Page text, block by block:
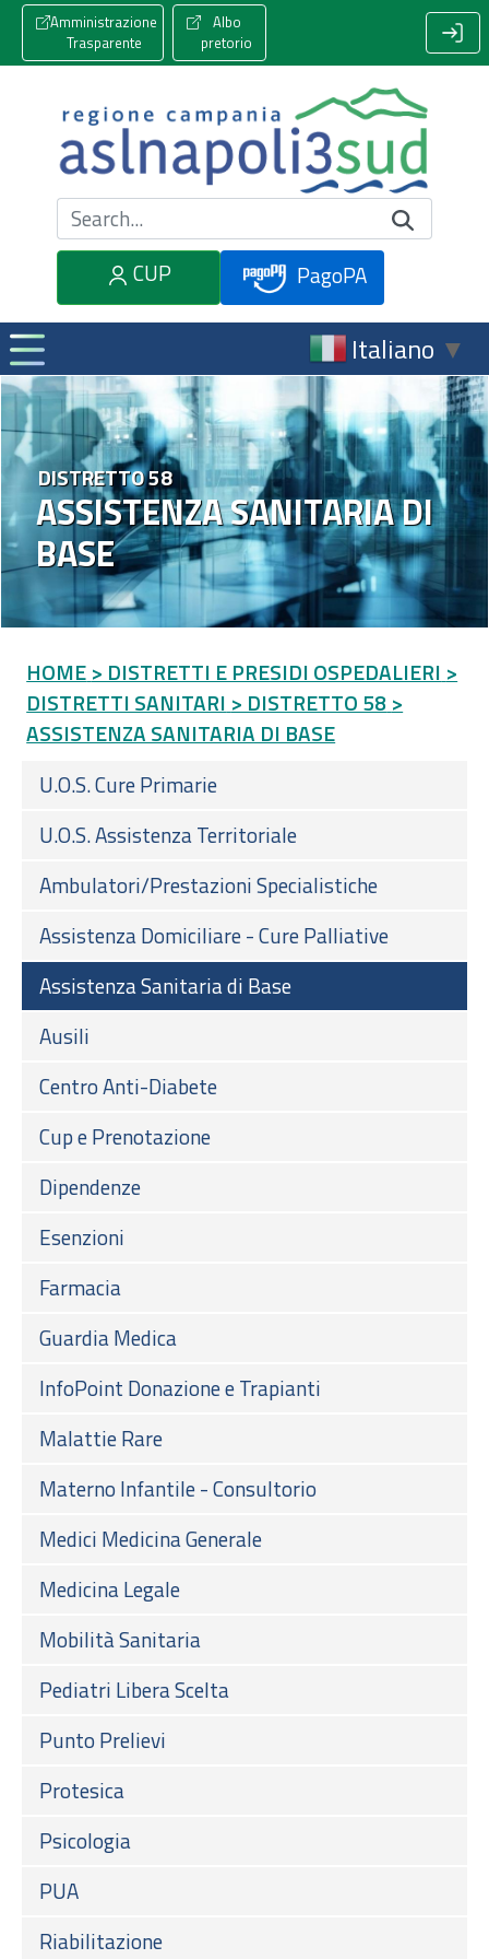
Amministrazione
Trasparente
Albo
pretorio
Cerca nel sito
CUP
PagoPA
Italiano ▼
ASSISTENZA SANITARIA DI
BASE
DISTRETTO 58
HOME > DISTRETTI E PRESIDI OSPEDALIERI >
DISTRETTI SANITARI > DISTRETTO 58 >
ASSISTENZA SANITARIA DI BASE
U.O.S. Cure Primarie
U.O.S. Assistenza Territoriale
Ambulatori/Prestazioni Specialistiche
Assistenza Domiciliare - Cure Palliative
Assistenza Sanitaria di Base
Ausili
Centro Anti-Diabete
Cup e Prenotazione
Dipendenze
Esenzioni
Farmacia
Guardia Medica
InfoPoint Donazione e Trapianti
Malattie Rare
Materno Infantile - Consultorio
Medici Medicina Generale
Medicina Legale
Mobilità Sanitaria
Pediatri Libera Scelta
Punto Prelievi
Protesica
Psicologia
PUA
Riabilitazione